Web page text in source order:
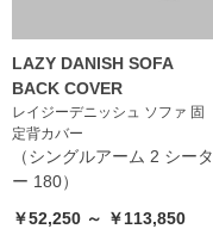
LAZY DANISH SOFA
BACK COVER
レイジーデニッシュ ソファ 固
定背カバー
（シングルアーム 2 シータ
ー 180）
￥52,250 ～ ￥113,850